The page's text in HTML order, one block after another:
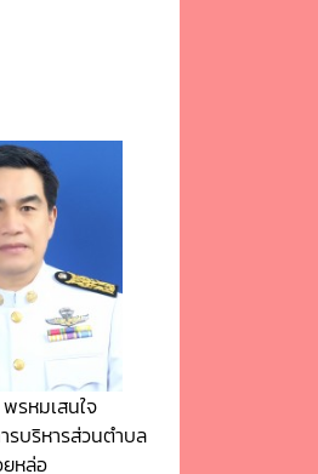
พรหมเสนใจ
รบริหารส่วนตำบล
หล่อ